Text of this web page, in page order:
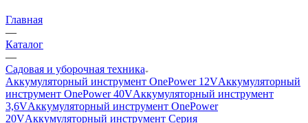
Главная
—
Каталог
—
Садовая и уборочная техника
Аккумуляторный инструмент OnePower 12VАккумуляторный
инструмент OnePower 40VАккумуляторный инструмент
3,6VАккумуляторный инструмент OnePower
20VАккумуляторный инструмент Серия